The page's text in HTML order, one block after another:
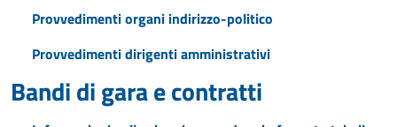
Provvedimenti organi indirizzo-politico
Provvedimenti dirigenti amministrativi
Bandi di gara e contratti